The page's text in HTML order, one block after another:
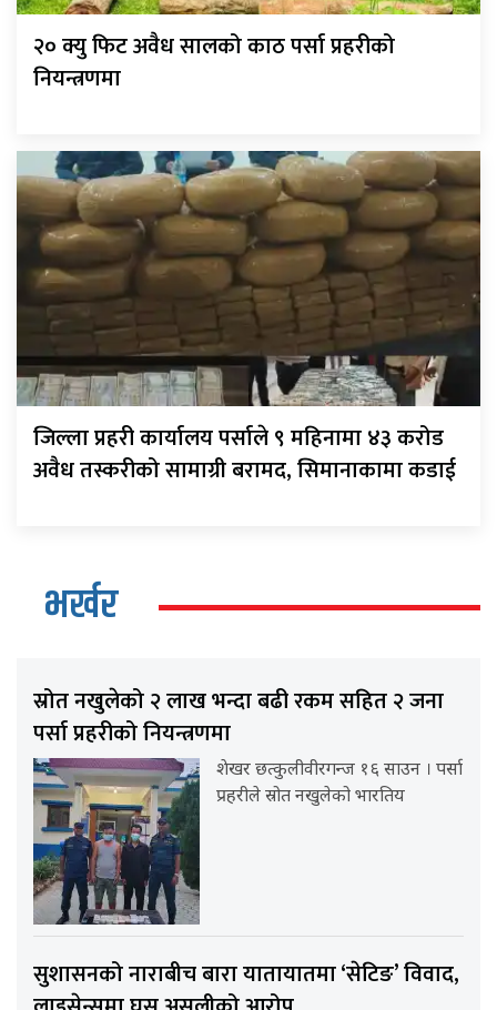
२० क्यु फिट अवैध सालको काठ पर्सा प्रहरीको
नियन्त्रणमा
जिल्ला प्रहरी कार्यालय पर्साले ९ महिनामा ४३ करोड
अवैध तस्करीको सामाग्री बरामद, सिमानाकामा कडाई
भर्खर
स्रोत नखुलेको २ लाख भन्दा बढी रकम सहित २ जना
पर्सा प्रहरीको नियन्त्रणमा
शेखर छत्कुलीवीरगन्ज १६ साउन । पर्सा
प्रहरीले स्रोत नखुलेको भारतिय
सुशासनको नाराबीच बारा यातायातमा ‘सेटिङ’ विवाद,